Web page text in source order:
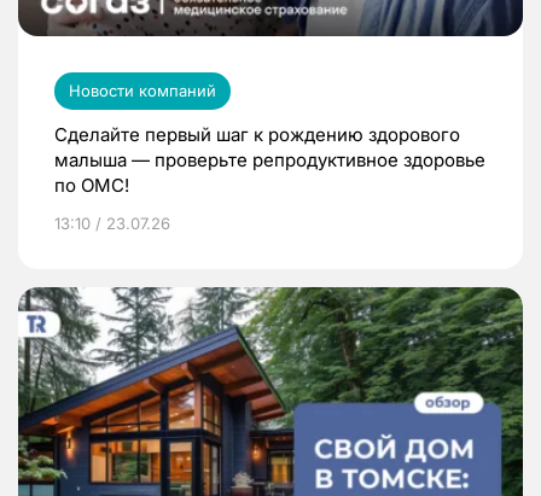
Новости компаний
Сделайте первый шаг к рождению здорового
малыша — проверьте репродуктивное здоровье
по ОМС!
13:10 / 23.07.26